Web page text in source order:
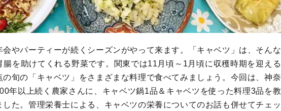
会やパーティーが続くシーズンがやって来ます。「キャベツ」は、そんな
腸を助けてくれる野菜です。関東では11月頃～1月頃に収穫時期を迎える
の旬の「キャベツ」をさまざまな料理で食べてみましょう。今回は、神奈
年以上続く農家さんに、キャベツ鍋1品＆キャベツを使った料理3品を教
した。管理栄養士による、キャベツの栄養についてのお話も併せてチェッ